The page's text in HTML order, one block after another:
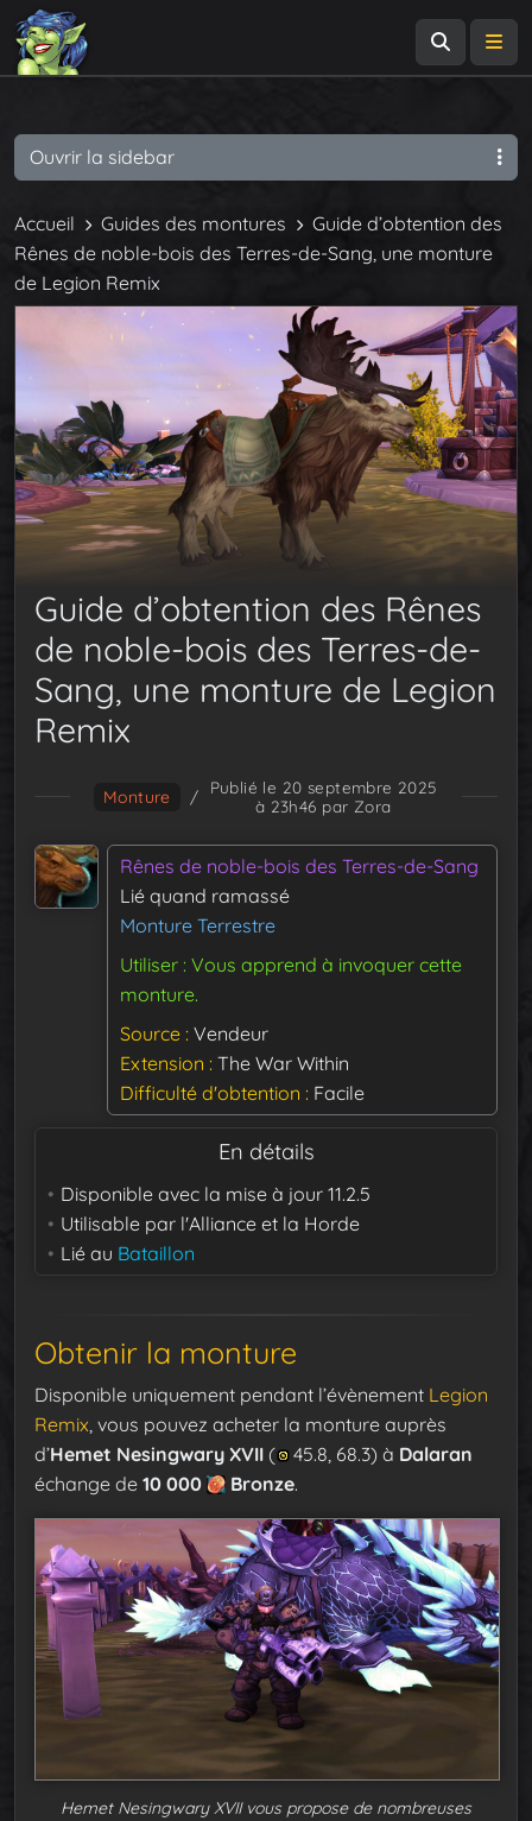
Accueil Guides des montures
Guide d’obtention des
Rênes de noble-bois des Terres-de-Sang, une monture
de Legion Remix
Guide d’obtention des Rênes
de noble-bois des Terres-de-
Sang, une monture de Legion
Remix
Monture /
Publié le 20 septembre 2025
à 23h46 par Zora
Rênes de noble-bois des Terres-de-Sang
Lié quand ramassé
Monture Terrestre
Utiliser : Vous apprend à invoquer cette
monture.
Source Vendeur
Extension The War Within
Difficulté d'obtention
Facile
En détails
Disponible avec la mise à jour 11.2.5
Utilisable par l'Alliance et la Horde
Lié au Bataillon
Obtenir la monture
Disponible uniquement pendant l’évènement Legion
Remix , vous pouvez acheter la monture auprès
d’Hemet Nesingwary XVII ( 45.8, 68.3) à Dalaran
échange de 10 000 Bronze.
Hemet Nesingwary XVII vous propose de nombreuses
Ouvrir la sidebar